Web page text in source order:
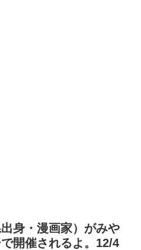
身・漫画家）がみや
開催されるよ。12/4